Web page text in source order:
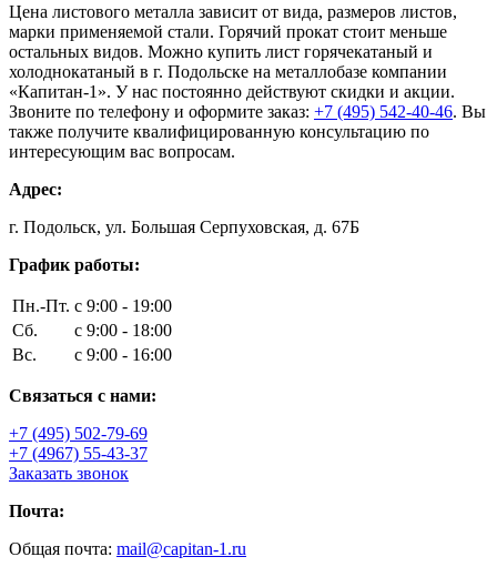
Цена листового металла зависит от вида, размеров листов,
марки применяемой стали. Горячий прокат стоит меньше
остальных видов. Можно купить лист горячекатаный и
холоднокатаный в г. Подольске на металлобазе компании
«Капитан-1». У нас постоянно действуют скидки и акции.
Звоните по телефону и оформите заказ: +7 (495) 542-40-46. Вы
также получите квалифицированную консультацию по
интересующим вас вопросам.
Адрес:
г. Подольск, ул. Большая Серпуховская, д. 67Б
График работы:
Пн.-Пт. с 9:00 - 19:00
Сб.
с 9:00 - 18:00
Вс.
с 9:00 - 16:00
Связаться с нами:
+7 (495) 502-79-69
+7 (4967) 55-43-37
Заказать звонок
Почта:
Общая почта: mail@capitan-1.ru